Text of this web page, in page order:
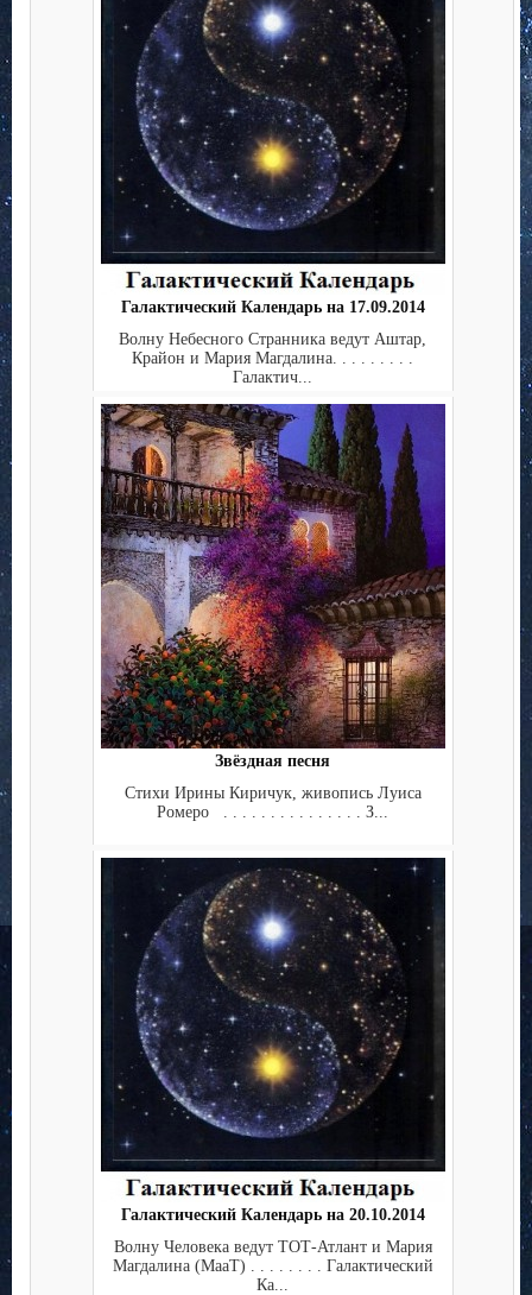
Галактический Календарь на 17.09.2014
Волну Небесного Странника ведут Аштар,
Крайон и Мария Магдалина. . . . . . . . .
Галактич...
Звёздная песня
Стихи Ирины Киричук, живопись Луиса
Ромеро . . . . . . . . . . . . . . . З...
Галактический Календарь на 20.10.2014
Волну Человека ведут ТОТ-Атлант и Мария
Магдалина (МааТ) . . . . . . . . Галактический
Ка...